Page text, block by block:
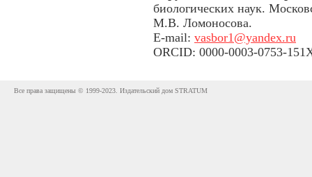
биологических наук.
М.В. Ломоносова.
E-mail: vasbor1@yandex.ru
ORCID: 0000-0003-0753-
Все права защищены © 1999-2023. Издательский дом STRATUM